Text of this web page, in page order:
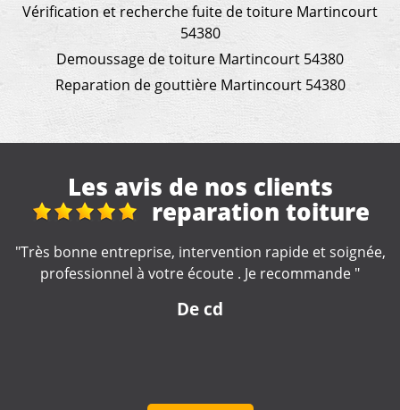
Vérification et recherche fuite de toiture Martincourt
54380
Demoussage de toiture Martincourt 54380
Reparation de gouttière Martincourt 54380
Les avis de nos clients
Nettoyage gouttières
"Artisan très professionnel et d'une efficacité
remarquable. Je recommande."
De Catherine